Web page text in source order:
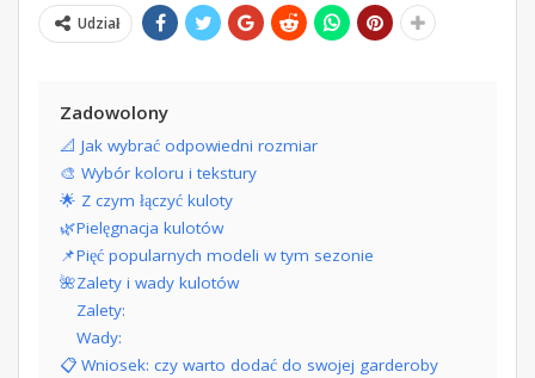
Udział
Zadowolony
📐 Jak wybrać odpowiedni rozmiar
🎨 Wybór koloru i tekstury
🌟 Z czym łączyć kuloty
🌿Pielęgnacja kulotów
📌Pięć popularnych modeli w tym sezonie
🌺Zalety i wady kulotów
Zalety:
Wady:
📋 Wniosek: czy warto dodać do swojej garderoby